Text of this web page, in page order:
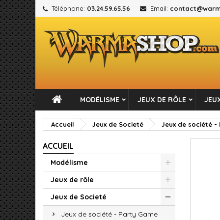
Téléphone: 03.24.59.65.56 Email:
MODÉLISME JEUX DE RÔLE
Accueil Jeux de Societé Jeux de société -
ACCUEIL
Modélisme
Jeux de rôle
Jeux de Societé
Jeux de société - Party Game
add_circle_outline